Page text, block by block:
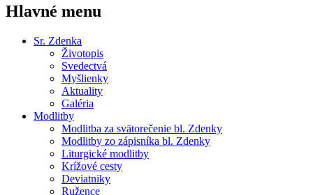
Hlavné menu
Sr. Zdenka
Životopis
Svedectvá
Myšlienky
Aktuality
Galéria
Modlitby
Modlitba za svätorečenie bl. Zdenky
Modlitby zo zápisníka bl. Zdenky
Liturgické modlitby
Krížové cesty
Deviatniky
Ružence